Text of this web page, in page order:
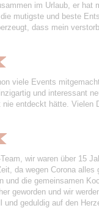
im Urlaub, er hat
mutigste und beste
dass mein
viele Events
und interessant
entdeckt hätte. Vielen
wir waren über 15
da wegen Corona
und die gemeinsamen
geworden und wir
und geduldig auf den